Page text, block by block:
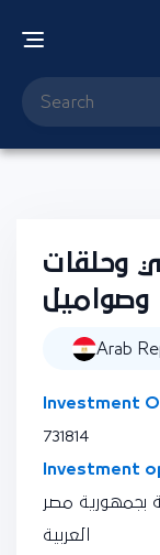
وحلقات
وصواميل
Arab
Investment
731814
Investment
بجمهورية مصر
العربية